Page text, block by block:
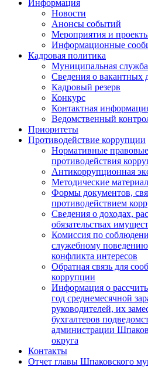
Информация
Новости
Анонсы событий
Мероприятия и
Информационные
Кадровая политика
Муниципальная служба
Сведения о вакантных
Кадровый резерв
Конкурс
Контактная
Ведомственный
Приоритеты
Противодействие коррупции
Нормативные
противодействия
Антикоррупционная
Методические
Формы документов,
противодействием
Сведения о доходах,
обязательствах
Комиссия по
служебному
конфликта интересов
Обратная связь для
коррупции
Информация о
год среднемесячной
руководителей, их
бухгалтеров
администрации
округа
Контакты
Отчет главы Шпаковского